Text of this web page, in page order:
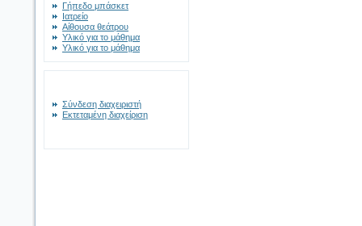
Γήπεδο μπάσκετ
Ιατρείο
Αίθουσα θεάτρου
Υλικό για το μάθημα
Υλικό για το μάθημα
Σύνδεση διαχειριστή
Εκτεταμένη διαχείριση